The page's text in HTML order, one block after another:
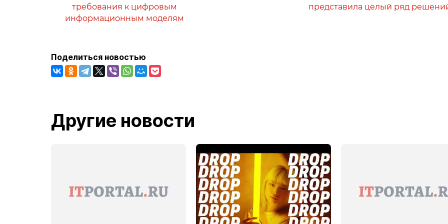
требования к цифровым
информационным моделям
представила целый ряд
Поделиться новостью
Другие новости